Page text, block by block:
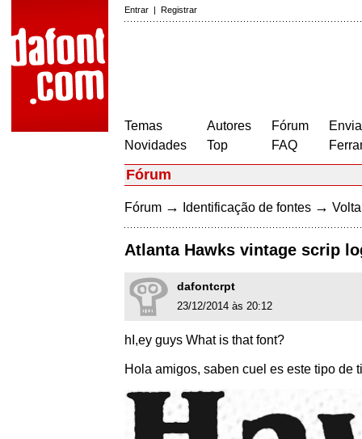
Entrar | Registrar
Temas
Novidades
Autores
Top
Fórum
FAQ
Fórum
Fórum → Identificação de fontes →
Atlanta Hawks vintage scrip
dafontcrpt
23/12/2014 às 20:12
hI,ey guys What is that font?
Hola amigos, saben cuel es este tipo de